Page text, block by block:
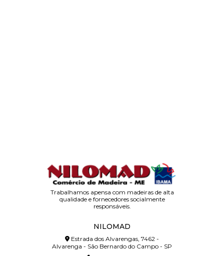
Trabalhamos apensa com madeiras de alta
qualidade e fornecedores socialmente
responsáveis.
NILOMAD
Estrada dos Alvarengas, 7462 -
Alvarenga - São Bernardo do Campo - SP